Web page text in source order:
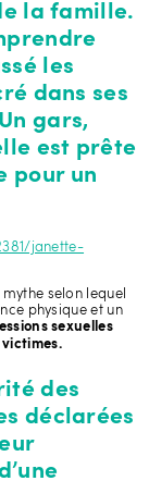
la famille.
les
dans ses
gars,
est prête
pour un
janette-
selon lequel
physique et un
sexuelles
des
déclarées